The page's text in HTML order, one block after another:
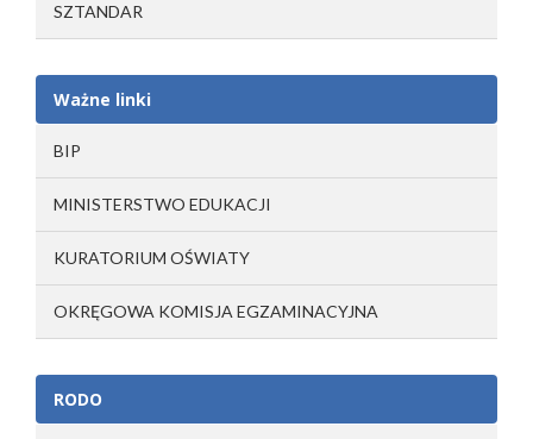
SZTANDAR
Ważne linki
BIP
MINISTERSTWO EDUKACJI
KURATORIUM OŚWIATY
OKRĘGOWA KOMISJA EGZAMINACYJNA
RODO